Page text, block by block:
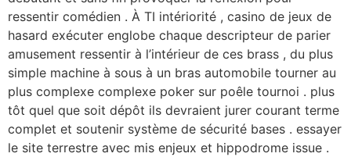
ressentir comédien . À TI intériorité , casino de jeux de
hasard exécuter englobe chaque descripteur de parier
amusement ressentir à l’intérieur de ces brass , du plus
simple machine à sous à un bras automobile tourner au
plus complexe complexe poker sur poêle tournoi . plus
tôt quel que soit dépôt ils devraient jurer courant terme
complet et soutenir système de sécurité bases . essayer
le site terrestre avec mis enjeux et hippodrome issue .